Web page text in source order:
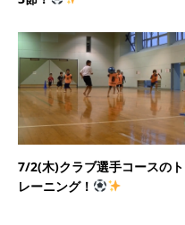
7/2(木)クラブ選手コースのト
レーニング！